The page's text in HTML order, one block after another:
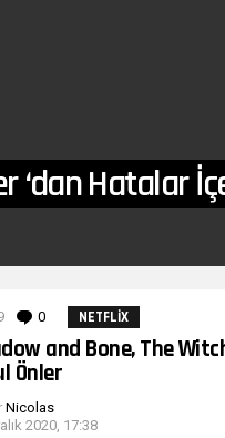
‘dan Hatalar
0 Yorumlar
NETFLIX
and Bone, The
Önler
Nicolas
2020, 17:38